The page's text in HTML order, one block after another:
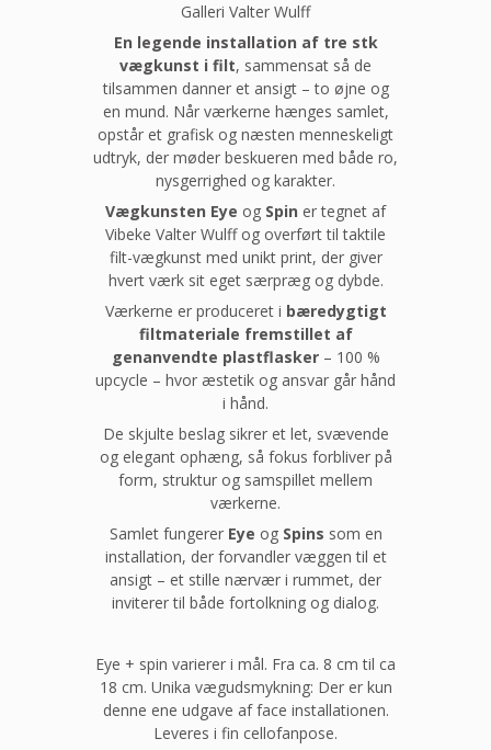
Galleri Valter Wulff
En legende installation af tre stk
vægkunst i filt, sammensat så de
tilsammen danner et ansigt – to øjne og
en mund. Når værkerne hænges samlet,
opstår et grafisk og næsten menneskeligt
udtryk, der møder beskueren med både ro,
nysgerrighed og karakter.
Vægkunsten Eye og Spin er tegnet af
Vibeke Valter Wulff og overført til taktile
filt-vægkunst med unikt print, der giver
hvert værk sit eget særpræg og dybde.
Værkerne er produceret i bæredygtigt
filtmateriale fremstillet af
genanvendte plastflasker– 100 %
upcycle – hvor æstetik og ansvar går hånd
i hånd.
De skjulte beslag sikrer et let, svævende
og elegant ophæng, så fokus forbliver på
form, struktur og samspillet mellem
værkerne.
Samlet fungerer Eye og Spins som en
installation, der forvandler væggen til et
ansigt – et stille nærvær i rummet, der
inviterer til både fortolkning og dialog.
Eye + spin varierer i mål. Fra ca. 8 cm til ca
18 cm. Unika vægudsmykning: Der er kun
denne ene udgave af face installationen.
Leveres i fin cellofanpose.